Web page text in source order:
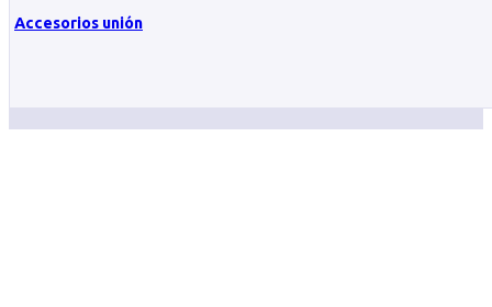
Accesorios unión